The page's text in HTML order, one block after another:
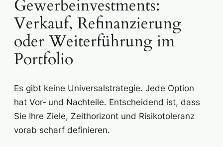
Gewerbeinvestments:
Verkauf, Refinanzierung
oder Weiterführung im
Portfolio
Es gibt keine Universalstrategie. Jede Option
hat Vor‑ und Nachteile. Entscheidend ist, dass
Sie Ihre Ziele, Zeithorizont und Risikotoleranz
vorab scharf definieren.